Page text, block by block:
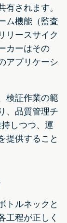
有されます。
ム機能（監査
リースサイク
カーはその
アプリケーシ
検証作業の範
、品質管理チ
持しつつ、運
提供すること
トルネックと
工程が正しく